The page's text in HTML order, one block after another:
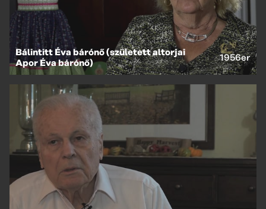
Bálintitt Éva bárónő (született altorjai
Apor Éva bárónő)
1956er